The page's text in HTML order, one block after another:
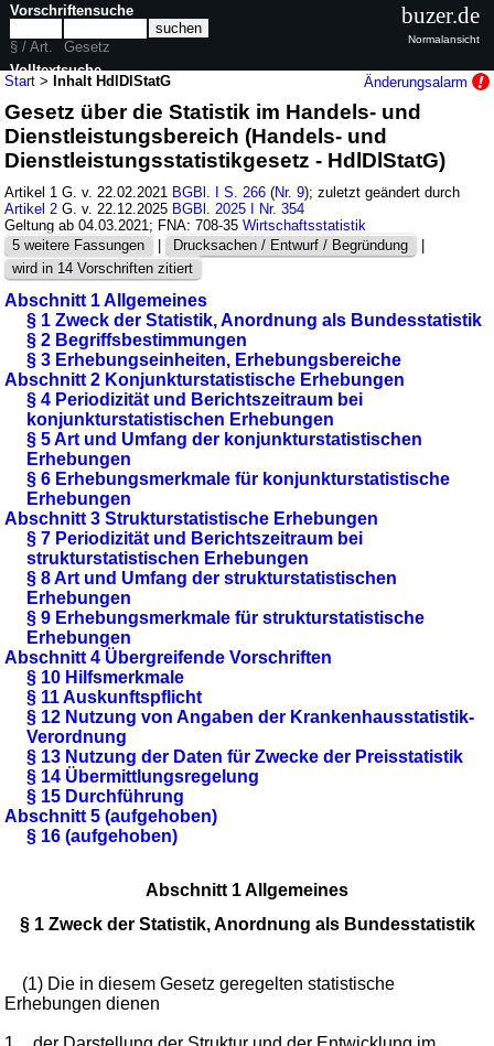
Start >Inhalt HdlDlStatG Änderungsalarm
Gesetz über die Statistik im Handels- und
Dienstleistungsbereich (Handels- und
Dienstleistungsstatistikgesetz - HdlDlStatG)
Artikel 1 G. v. 22.02.2021 BGBl. I S. 266 (Nr. 9); zuletzt geändert durch
Artikel 2 G. v. 22.12.2025 BGBl. 2025 I Nr. 354
Geltung ab 04.03.2021; FNA: 708-35Wirtschaftsstatistik
5 weitere Fassungen
| Drucksachen / Entwurf / Begründung
|
wird in 14 Vorschriften zitiert
Abschnitt 1 Allgemeines
§ 1 Zweck der Statistik, Anordnung als Bundesstatistik
§ 2 Begriffsbestimmungen
§ 3 Erhebungseinheiten, Erhebungsbereiche
Abschnitt 2 Konjunkturstatistische Erhebungen
§ 4 Periodizität und Berichtszeitraum bei
konjunkturstatistischen Erhebungen
§ 5 Art und Umfang der konjunkturstatistischen
Erhebungen
§ 6 Erhebungsmerkmale für konjunkturstatistische
Erhebungen
Abschnitt 3 Strukturstatistische Erhebungen
§ 7 Periodizität und Berichtszeitraum bei
strukturstatistischen Erhebungen
§ 8 Art und Umfang der strukturstatistischen
Erhebungen
§ 9 Erhebungsmerkmale für strukturstatistische
Erhebungen
Abschnitt 4 Übergreifende Vorschriften
§ 10 Hilfsmerkmale
§ 11 Auskunftspflicht
§ 12 Nutzung von Angaben der Krankenhausstatistik-
Verordnung
§ 13 Nutzung der Daten für Zwecke der Preisstatistik
§ 14 Übermittlungsregelung
§ 15 Durchführung
Abschnitt 5 (aufgehoben)
§ 16 (aufgehoben)
Abschnitt 1 Allgemeines
§ 1 Zweck der Statistik, Anordnung als Bundesstatistik
(1) Die in diesem Gesetz geregelten statistische
Erhebungen dienen
Vorschriftensuche
§ / Art.
Gesetz
Volltextsuche
nur in HdlDlStatG
buzer.de
Normalansicht